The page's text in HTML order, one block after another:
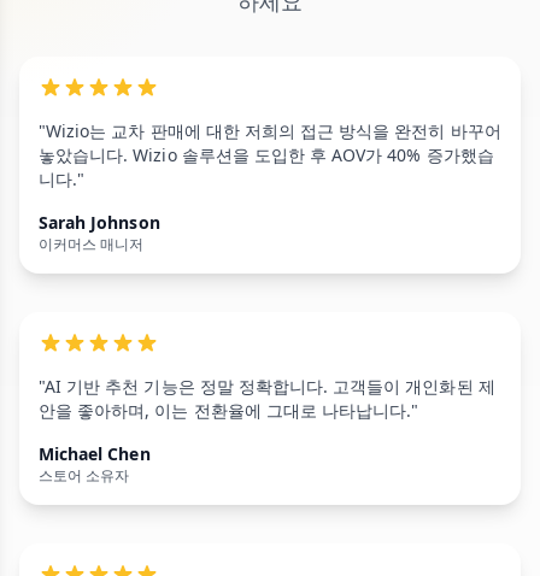
"Wizio는 교차 판매에 대한 저희의 접근 방식을 완전히 바꾸어
놓았습니다. Wizio 솔루션을 도입한 후 AOV가 40% 증가했습
니다."
Sarah Johnson
이커머스 매니저
"AI 기반 추천 기능은 정말 정확합니다. 고객들이 개인화된 제
안을 좋아하며, 이는 전환율에 그대로 나타납니다."
Michael Chen
스토어 소유자